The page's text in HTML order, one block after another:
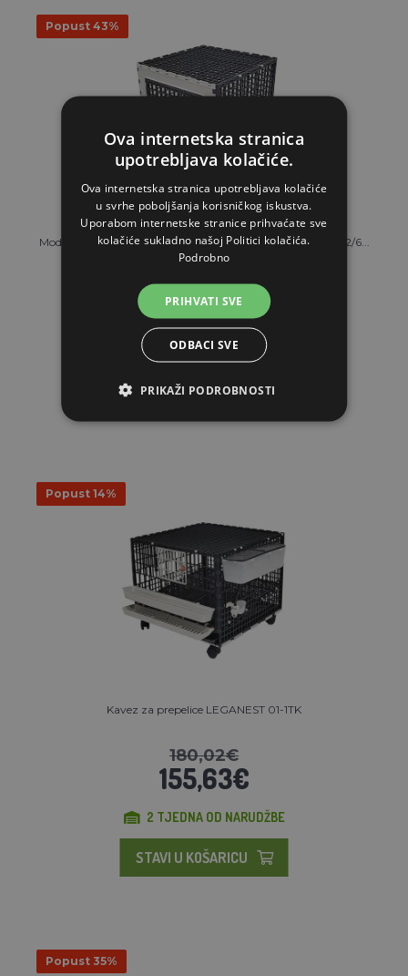
Popust 43%
Modularni kavez za životinje - Leganest AGF EKO F1 - 32/42/6...
72,45€
Od 41,50€
NA ZALIHAMA
STAVI U KOŠARICU
Popust 14%
Kavez za prepelice LEGANEST 01-1TK
180,02€
155,63€
2 TJEDNA OD NARUDŽBE
STAVI U KOŠARICU
Popust 35%
Ova internetska stranica
upotrebljava kolačiće.
Ova internetska stranica upotrebljava kolačiće
u svrhe poboljšanja korisničkog iskustva.
Uporabom internetske stranice prihvaćate sve
kolačiće sukladno našoj Politici kolačića.
Podrobno
PRIHVATI SVE
ODBACI SVE
PRIKAŽI PODROBNOSTI